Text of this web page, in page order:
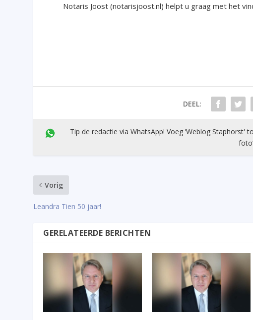
Notaris Joost (notarisjoost.nl) helpt u graag met het
DEEL:
Tip de redactie via WhatsApp! Voeg ’Weblog Staphorst'
Vorig
Leandra Tien 50 jaar!
GERELATEERDE BERICHTEN